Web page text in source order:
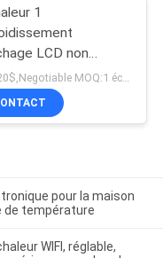
1
LCD non
Pompes à
numériques
pour la maison
de température
WIFI, réglable,